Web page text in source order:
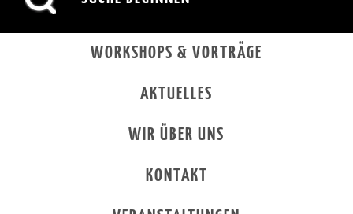
WORKSHOPS & VORTRÄGE
AKTUELLES
WIR ÜBER UNS
KONTAKT